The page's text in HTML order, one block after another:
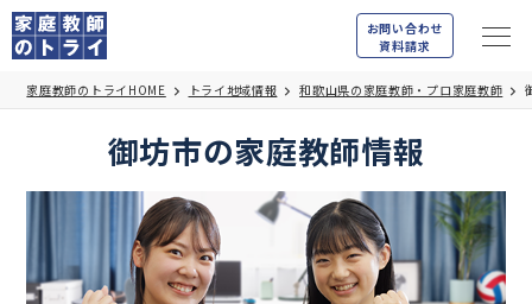
お問い合わせ
資料請求
家庭教師のトライHOME トライ地域情報 和歌山県の家庭教師・プロ家庭教師
御坊市の家庭教師情報